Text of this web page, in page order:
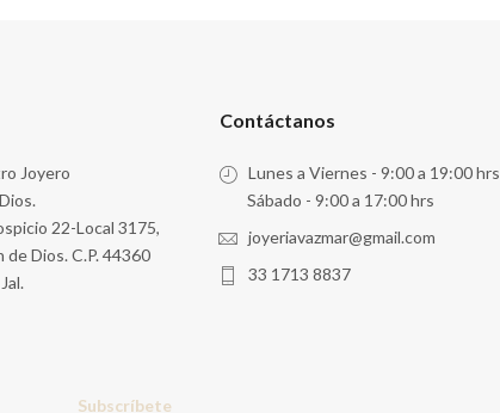
Joyero
22-Local 3175,
de Dios. C.P. 44360
Contáctanos
Lunes a Viernes - 9:00 a 19:00 hrs
Sábado - 9:00 a 17:00 hrs
joyeriavazmar@gmail.com
33 1713 8837
Subscríbete